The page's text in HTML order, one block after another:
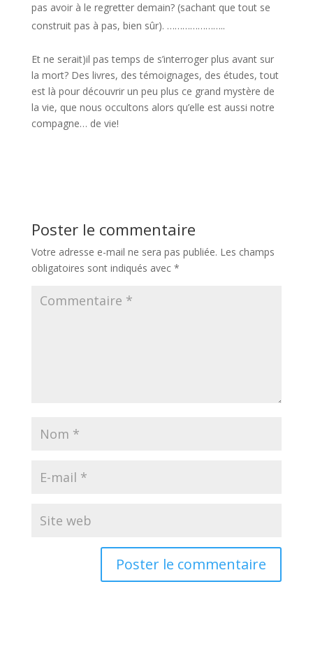
pas avoir à le regretter demain? (sachant que tout se
construit pas à pas, bien sûr). …………………..
Et ne serait)il pas temps de s’interroger plus avant sur
la mort? Des livres, des témoignages, des études, tout
est là pour découvrir un peu plus ce grand mystère de
la vie, que nous occultons alors qu’elle est aussi notre
compagne… de vie!
Poster le commentaire
Votre adresse e-mail ne sera pas publiée. Les champs
obligatoires sont indiqués avec *